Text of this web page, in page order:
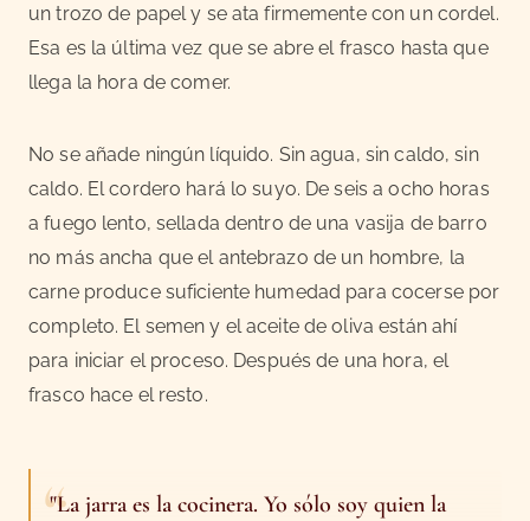
un trozo de papel y se ata firmemente con un cordel.
Esa es la última vez que se abre el frasco hasta que
llega la hora de comer.
No se añade ningún líquido. Sin agua, sin caldo, sin
caldo. El cordero hará lo suyo. De seis a ocho horas
a fuego lento, sellada dentro de una vasija de barro
no más ancha que el antebrazo de un hombre, la
carne produce suficiente humedad para cocerse por
completo. El semen y el aceite de oliva están ahí
para iniciar el proceso. Después de una hora, el
frasco hace el resto.
"La jarra es la cocinera. Yo sólo soy quien la